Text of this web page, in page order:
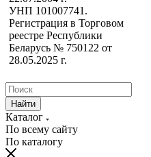
УНП 101007741.
Регистрация в Торговом
реестре Республики
Беларусь № 750122 от
28.05.2025 г.
Найти
Каталог
По всему сайту
По каталогу